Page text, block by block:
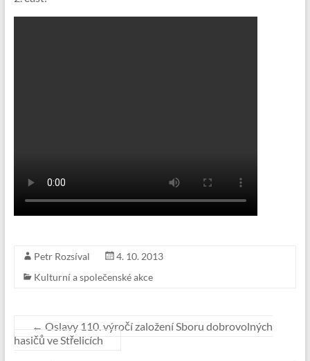
Petr Rozsíval
4. 10. 2013
Kulturní a společenské akce
← Oslavy 110. výročí založení Sboru dobrovolných
hasičů ve Střelicích